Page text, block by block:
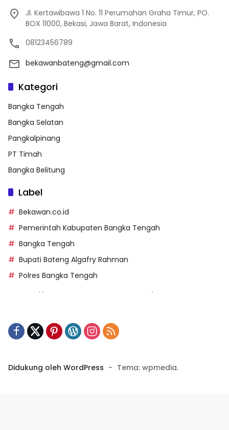
Jl. Kertawibawa 1 No. 11 Perumahan Graha Timur, PO.
BOX 11000, Bekasi, Jawa Barat, Indonesia
08123456789
bekawanbateng@gmail.com
Kategori
Bangka Tengah
Bangka Selatan
Pangkalpinang
PT Timah
Bangka Belitung
Label
Bekawan.co.id
Pemerintah Kabupaten Bangka Tengah
Bangka Tengah
Bupati Bateng Algafry Rahman
Polres Bangka Tengah
https://kecsitim.sitarokab.go.id/
https://ukpbj.natunakab.go.id/
Didukung oleh WordPress - Tema: wpmedia.